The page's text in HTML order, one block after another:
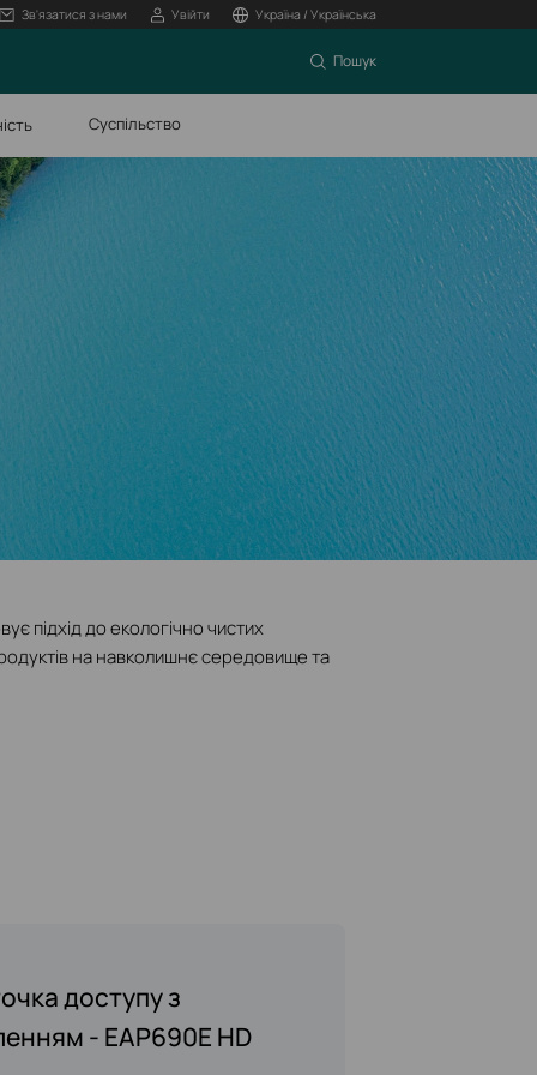
Зв'язатися з нами Увійти Україна / Українська
Пошук
Суспільство
підхід до екологічно чистих
на навколишнє середовище та
інноваційний ER7212PC -
Archer Air
формату А5, і тонкій 8-
доступу з
- EAP690E HD